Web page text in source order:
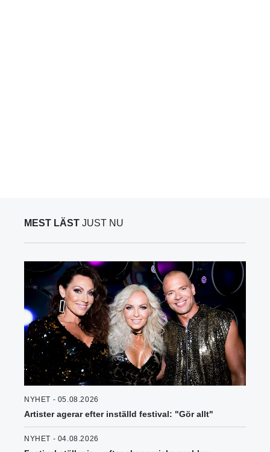
MEST LÄST JUST NU
NYHET - 05.08.2026
Artister agerar efter inställd festival: "Gör allt"
NYHET - 04.08.2026